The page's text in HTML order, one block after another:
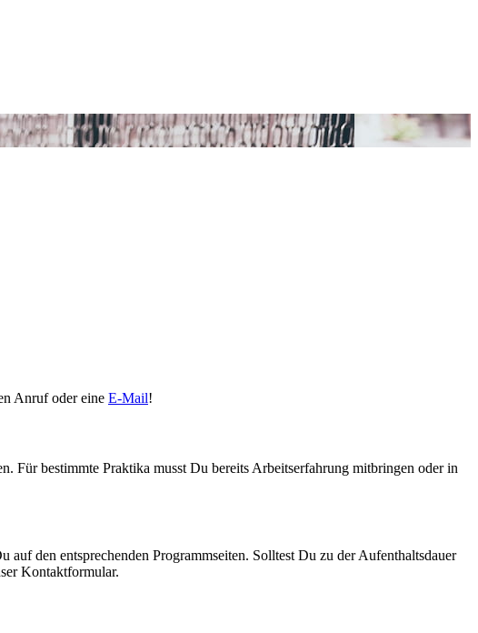
Anruf oder eine E-Mail!
Für bestimmte Praktika musst Du bereits Arbeitserfahrung mitbringen oder in
den entsprechenden Programmseiten. Solltest Du zu der Aufenthaltsdauer
Kontaktformular.